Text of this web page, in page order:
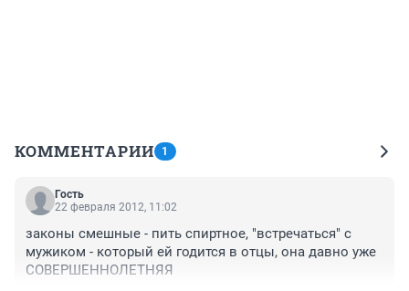
КОММЕНТАРИИ 1
Гость
22 февраля 2012, 11:02
законы смешные - пить спиртное, "встречаться" с
мужиком - который ей годится в отцы, она давно уже
СОВЕРШЕННОЛЕТНЯЯ